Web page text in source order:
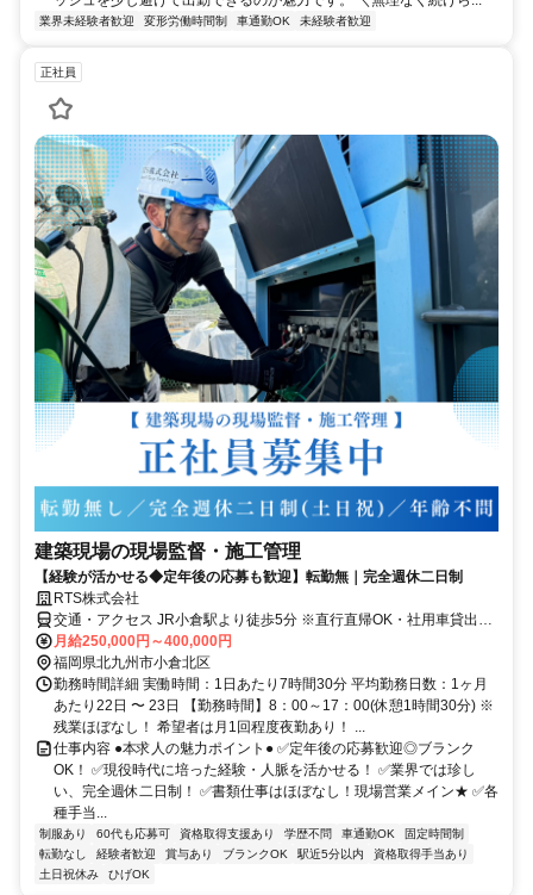
業界未経験者歓迎 変形労働時間制 車通勤OK 未経験者歓迎
正社員
建築現場の現場監督・施工管理
【経験が活かせる◆定年後の応募も歓迎】転勤無｜完全週休二日制
RTS株式会社
交通・アクセス JR小倉駅より徒歩5分 ※直行直帰OK・社用車貸出あ
り
月給250,000円～400,000円
福岡県北九州市小倉北区
勤務時間詳細 実働時間：1日あたり7時間30分 平均勤務日数：1ヶ月
あたり22日 〜 23日 【勤務時間】8：00～17：00(休憩1時間30分) ※
残業ほぼなし！ 希望者は月1回程度夜勤あり！ ...
仕事内容 ●本求人の魅力ポイント● ✅定年後の応募歓迎◎ブランク
OK！ ✅現役時代に培った経験・人脈を活かせる！ ✅業界では珍し
い、完全週休二日制！ ✅書類仕事はほぼなし！現場営業メイン★ ✅各
種手当...
制服あり 60代も応募可 資格取得支援あり 学歴不問 車通勤OK
固定時間制
転勤なし
経験者歓迎 賞与あり ブランクOK 駅近5分以内
資格取得手当あり
土日祝休み
ひげOK